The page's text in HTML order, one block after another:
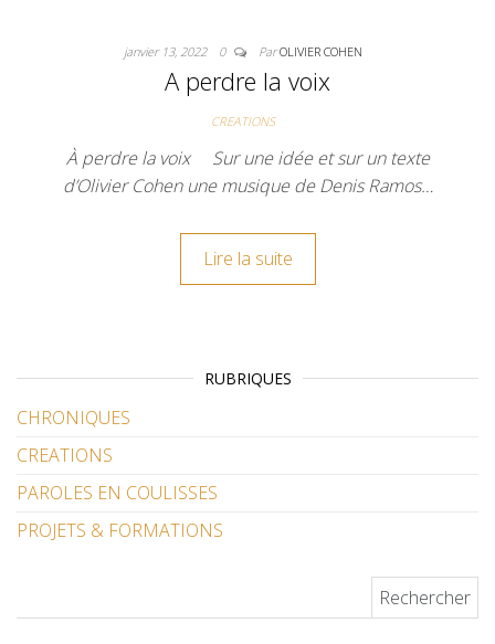
janvier 13, 2022 0 ParOLIVIER COHEN
A perdre la voix
CREATIONS
À perdre la voix Sur une idée et sur un texte
d’Olivier Cohen une musique de Denis Ramos…
Lire la suite
RUBRIQUES
CHRONIQUES
CREATIONS
PAROLES EN COULISSES
PROJETS & FORMATIONS